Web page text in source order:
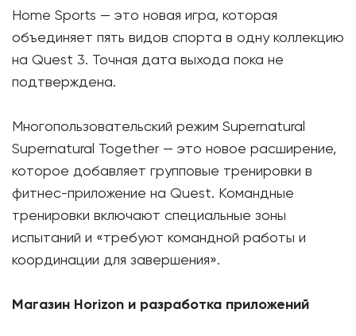
Home Sports — это новая игра, которая
объединяет пять видов спорта в одну коллекцию
на Quest 3. Точная дата выхода пока не
подтверждена.
Многопользовательский режим Supernatural
Supernatural Together — это новое расширение,
которое добавляет групповые тренировки в
фитнес-приложение на Quest. Командные
тренировки включают специальные зоны
испытаний и «требуют командной работы и
координации для завершения».
Магазин Horizon и разработка приложений